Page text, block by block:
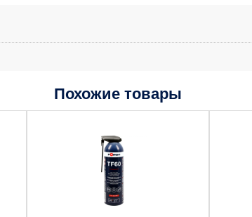
Похожие товары